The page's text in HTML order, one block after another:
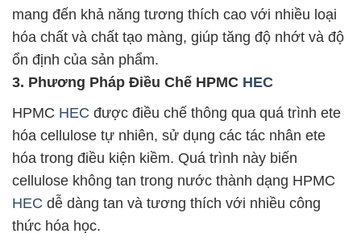
mang đến khả năng tương thích cao với nhiều loại
hóa chất và chất tạo màng, giúp tăng độ nhớt và độ
ổn định của sản phẩm.
3. Phương Pháp Điều Chế HPMC HEC
HPMC HEC được điều chế thông qua quá trình ete
hóa cellulose tự nhiên, sử dụng các tác nhân ete
hóa trong điều kiện kiềm. Quá trình này biến
cellulose không tan trong nước thành dạng HPMC
HEC dễ dàng tan và tương thích với nhiều công
thức hóa học.